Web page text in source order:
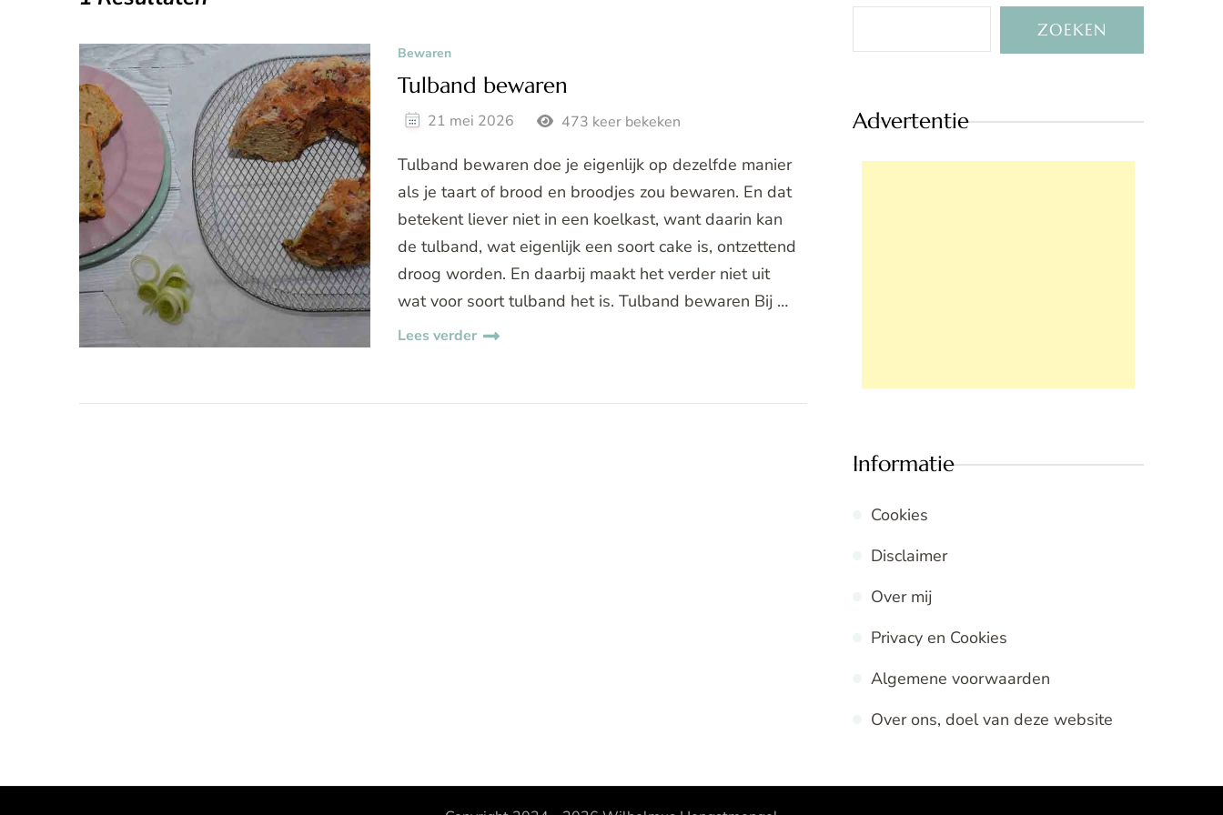
Bewaren
Tulband bewaren
21 mei 2026 473 keer bekeken
Tulband bewaren doe je eigenlijk op dezelfde manier
als je taart of brood en broodjes zou bewaren. En dat
betekent liever niet in een koelkast, want daarin kan
de tulband, wat eigenlijk een soort cake is, ontzettend
droog worden. En daarbij maakt het verder niet uit
wat voor soort tulband het is. Tulband bewaren Bij …
Lees verder
ZOEKEN
Advertentie
Informatie
Cookies
Disclaimer
Over mij
Privacy en Cookies
Algemene voorwaarden
Over ons, doel van deze website